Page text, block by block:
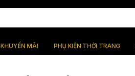
KHUYẾN MÃI PHỤ KIỆN THỜI TRANG